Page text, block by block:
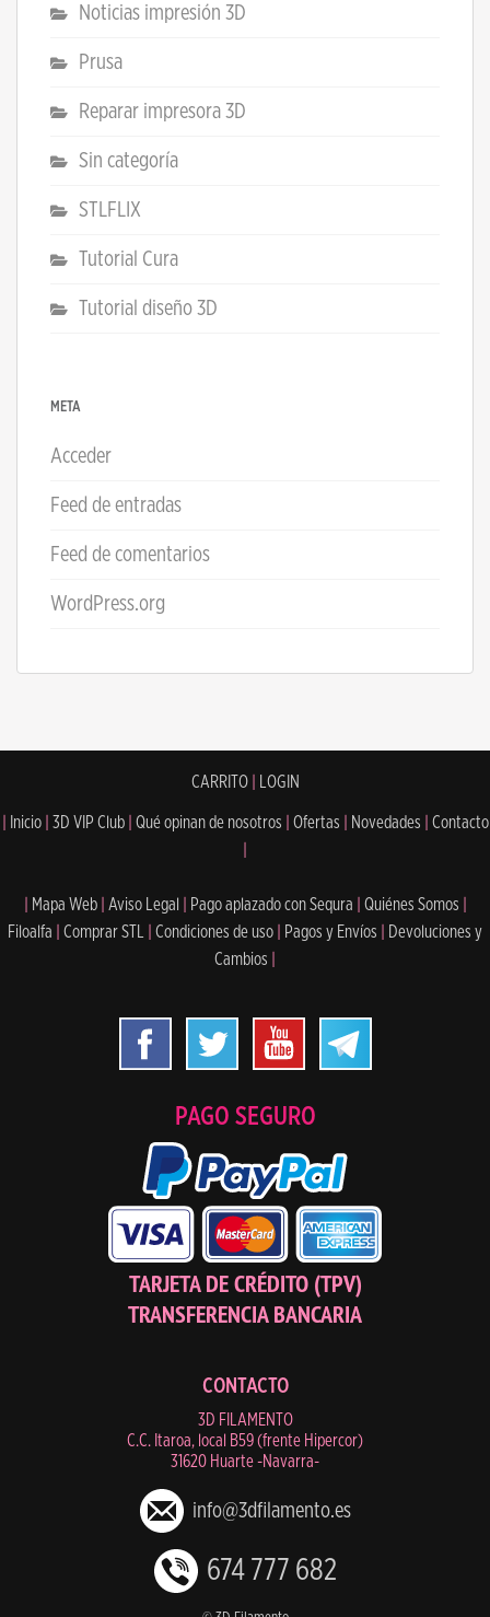
Noticias impresión 3D
Prusa
Reparar impresora 3D
Sin categoría
STLFLIX
Tutorial Cura
Tutorial diseño 3D
META
Acceder
Feed de entradas
Feed de comentarios
WordPress.org
CARRITO| LOGIN
Inicio 3D VIP Club Qué opinan de nosotros Ofertas Novedades
Contacto
Mapa Web Aviso Legal Pago aplazado con Sequra Quiénes Somos
Filoalfa
Comprar STL Condiciones de uso Pagos y Envíos
Devoluciones y
Cambios
PAGO SEGURO
TARJETA DE CRÉDITO (TPV)
TRANSFERENCIA BANCARIA
CONTACTO
3D FILAMENTO
C.C. Itaroa, local B59 (frente Hipercor)
31620 Huarte -Navarra-
info@3dfilamento.es
674 777 682